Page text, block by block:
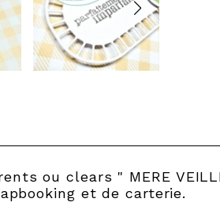
ou clears " MERE
et de carterie.